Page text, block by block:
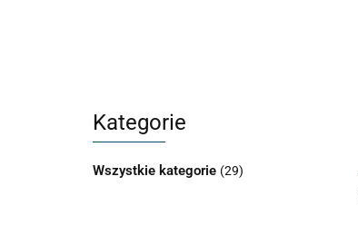
Kategorie
Wszystkie kategorie (29)